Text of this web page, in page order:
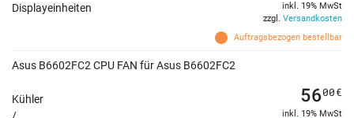
Displayeinheiten
Auftragsbezogen bestellbar
inkl. 19% MwSt
zzgl. Versandkosten
Asus B6602FC2 CPU FAN für Asus B6602FC2
Kühler
5600€
inkl. 19% MwSt